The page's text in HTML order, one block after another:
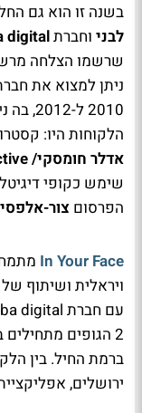
בשנה זו הוא גם
לבני וחברתdigital
שרשמו הצלחה
ניתן למצוא את
2010
הלקוחות היו:
אדלר חומסקי/ grey interactive
הפרסום צור-אלפסי
In Your Face
ויראלית ושיתוף
2 הגופים
ירושלים,